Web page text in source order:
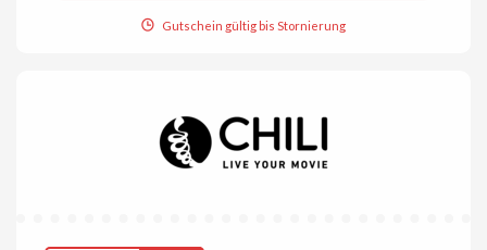
Gutschein gültig bis Stornierung